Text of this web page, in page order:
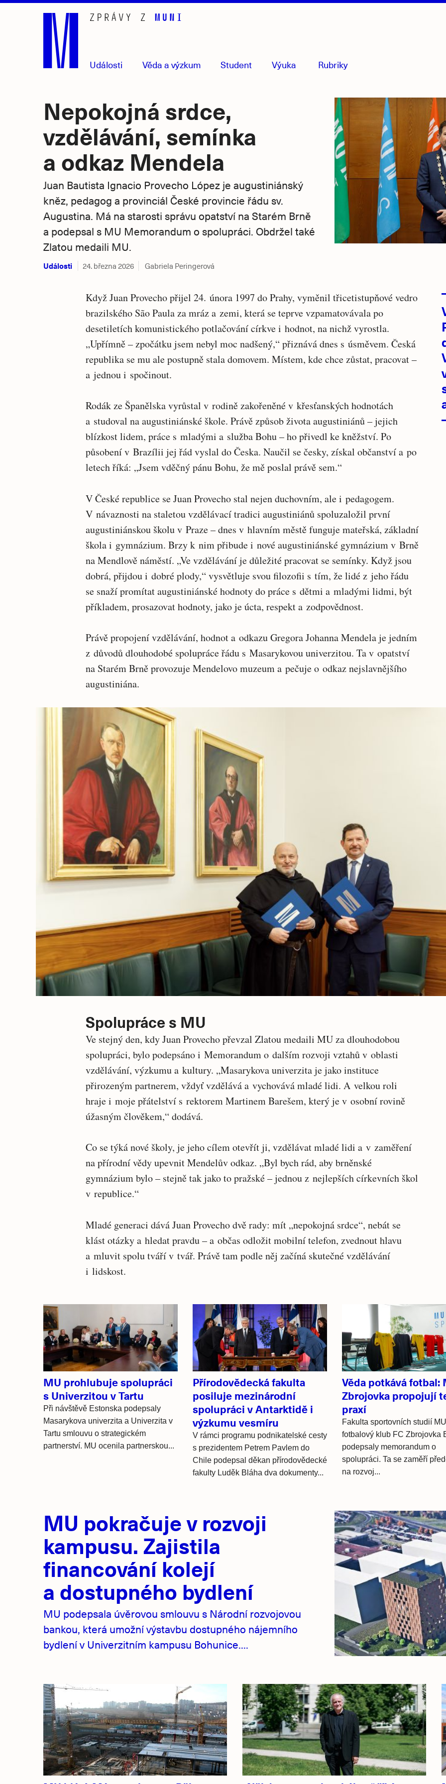
Události Věda a výzkum Student Výuka Rubriky
Nepokojná srdce,
vzdělávání, semínka
a odkaz Mendela
Juan Bautista Ignacio Provecho López je augustiniánský
kněz, pedagog a provinciál České provincie řádu sv.
Augustina. Má na starosti správu opatství na Starém Brně
a podepsal s MU Memorandum o spolupráci. Obdržel také
Zlatou medaili MU.
Události 24. března 2026 Gabriela Peringerová
Když Juan Provecho přijel 24. února 1997 do Prahy, vyměnil třicetistupňové vedro
brazilského São Paula za mráz a zemi, která se teprve vzpamatovávala po
desetiletích komunistického potlačování církve i hodnot, na nichž vyrostla.
„Upřímně – zpočátku jsem nebyl moc nadšený,“ přiznává dnes s úsměvem. Česká
republika se mu ale postupně stala domovem. Místem, kde chce zůstat, pracovat –
a jednou i spočinout.
Rodák ze Španělska vyrůstal v rodině zakořeněné v křesťanských hodnotách
a studoval na augustiniánské škole. Právě způsob života augustiniánů – jejich
blízkost lidem, práce s mladými a služba Bohu – ho přivedl ke kněžství. Po
působení v Brazílii jej řád vyslal do Česka. Naučil se česky, získal občanství a po
letech říká: „Jsem vděčný pánu Bohu, že mě poslal právě sem.“
V České republice se Juan Provecho stal nejen duchovním, ale i pedagogem.
V návaznosti na staletou vzdělávací tradici augustiniánů spoluzaložil první
augustiniánskou školu v Praze – dnes v hlavním městě funguje mateřská, základní
škola i gymnázium. Brzy k nim přibude i nové augustiniánské gymnázium v Brně
na Mendlově náměstí. „Ve vzdělávání je důležité pracovat se semínky. Když jsou
dobrá, přijdou i dobré plody,“ vysvětluje svou filozofii s tím, že lidé z jeho řádu
se snaží promítat augustiniánské hodnoty do práce s dětmi a mladými lidmi, být
příkladem, prosazovat hodnoty, jako je úcta, respekt a zodpovědnost.
Právě propojení vzdělávání, hodnot a odkazu Gregora Johanna Mendela je jedním
z důvodů dlouhodobé spolupráce řádu s Masarykovou univerzitou. Ta v opatství
na Starém Brně provozuje Mendelovo muzeum a pečuje o odkaz nejslavnějšího
augustiniána.
Spolupráce s MU
Ve stejný den, kdy Juan Provecho převzal Zlatou medaili MU za dlouhodobou
spolupráci, bylo podepsáno i Memorandum o dalším rozvoji vztahů v oblasti
vzdělávání, výzkumu a kultury. „Masarykova univerzita je jako instituce
přirozeným partnerem, vždyť vzdělává a vychovává mladé lidi. A velkou roli
hraje i moje přátelství s rektorem Martinem Barešem, který je v osobní rovině
úžasným člověkem,“ dodává.
Co se týká nové školy, je jeho cílem otevřít ji, vzdělávat mladé lidi a v zaměření
na přírodní vědy upevnit Mendelův odkaz. „Byl bych rád, aby brněnské
gymnázium bylo – stejně tak jako to pražské – jednou z nejlepších církevních škol
v republice.“
Mladé generaci dává Juan Provecho dvě rady: mít „nepokojná srdce“, nebát se
klást otázky a hledat pravdu – a občas odložit mobilní telefon, zvednout hlavu
a mluvit spolu tváří v tvář. Právě tam podle něj začíná skutečné vzdělávání
i lidskost.
Související
články
MU prohlubuje spolupráci
s Univerzitou v Tartu
Při návštěvě Estonska podepsaly
Masarykova univerzita a Univerzita v
Tartu smlouvu o strategickém
partnerství. MU ocenila partnerskou...
Přírodovědecká fakulta
posiluje mezinárodní
spolupráci v Antarktidě i
výzkumu vesmíru
V rámci programu podnikatelské cesty
s prezidentem Petrem Pavlem do
Chile podepsal děkan přírodovědecké
fakulty Luděk Bláha dva dokumenty...
Věda potkává fotbal:
Zbrojovka propojují
praxí
Fakulta sportovních studií
fotbalový klub FC Zbrojovka
podepsaly memorandum o
spolupráci. Ta se zaměří
na rozvoj...
novinky
MU pokračuje v rozvoji
kampusu. Zajistila
financování kolejí
a dostupného bydlení
MU podepsala úvěrovou smlouvu s Národní rozvojovou
bankou, která umožní výstavbu dostupného nájemního
bydlení v Univerzitním kampusu Bohunice....